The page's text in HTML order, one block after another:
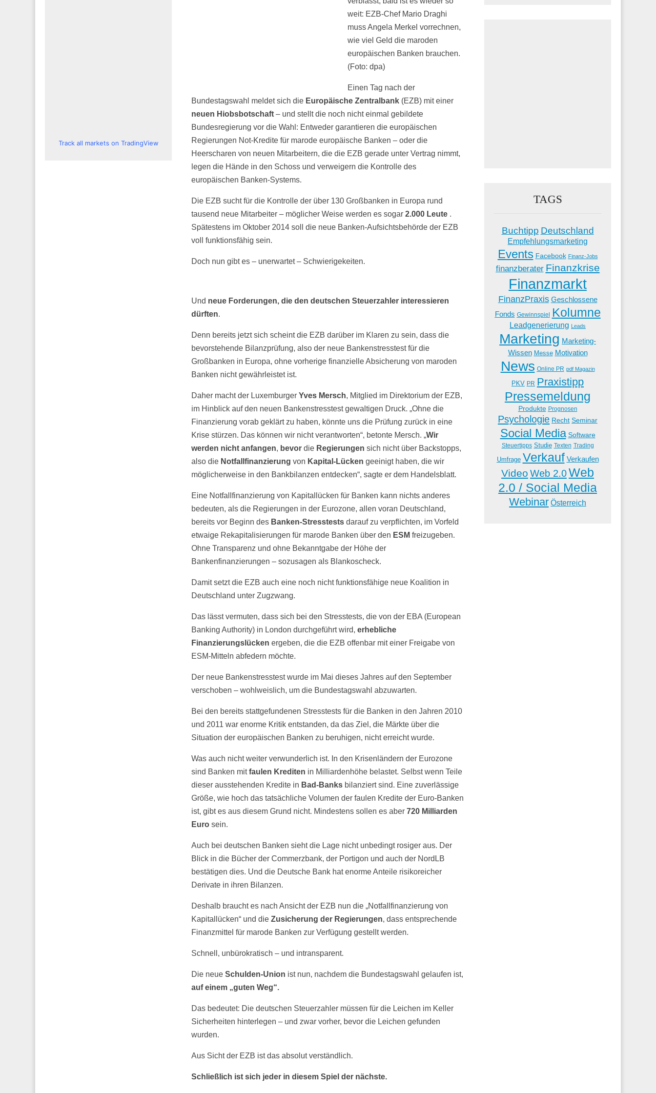
weit: EZB-Chef Mario Draghi
muss Angela Merkel vorrechnen,
wie viel Geld die maroden
europäischen Banken brauchen.
(Foto: dpa)
Einen Tag nach der
Bundestagswahl meldet sich die Europäische Zentralbank (EZB) mit einer
neuen Hiobsbotschaft – und stellt die noch nicht einmal gebildete
Bundesregierung vor die Wahl: Entweder garantieren die europäischen
Regierungen Not-Kredite für marode europäische Banken – oder die
Heerscharen von neuen Mitarbeitern, die die EZB gerade unter Vertrag nimmt,
legen die Hände in den Schoss und verweigern die Kontrolle des
europäischen Banken-Systems.
Die EZB sucht für die Kontrolle der über 130 Großbanken in Europa rund
tausend neue Mitarbeiter – möglicher Weise werden es sogar 2.000 Leute .
Spätestens im Oktober 2014 soll die neue Banken-Aufsichtsbehörde der EZB
voll funktionsfähig sein.
Doch nun gibt es – unerwartet – Schwierigekeiten.
Und neue Forderungen, die den deutschen Steuerzahler interessieren
dürften.
Denn bereits jetzt sich scheint die EZB darüber im Klaren zu sein, dass die
bevorstehende Bilanzprüfung, also der neue Bankenstresstest für die
Großbanken in Europa, ohne vorherige finanzielle Absicherung von maroden
Banken nicht gewährleistet ist.
Daher macht der Luxemburger Yves Mersch, Mitglied im Direktorium der EZB,
im Hinblick auf den neuen Bankenstresstest gewaltigen Druck. „Ohne die
Finanzierung vorab geklärt zu haben, könnte uns die Prüfung zurück in eine
Krise stürzen. Das können wir nicht verantworten“, betonte Mersch. „Wir
werden nicht anfangen, bevor die Regierungen sich nicht über Backstopps,
also die Notfallfinanzierung von Kapital-Lücken geeinigt haben, die wir
möglicherweise in den Bankbilanzen entdecken“, sagte er dem Handelsblatt.
Eine Notfallfinanzierung von Kapitallücken für Banken kann nichts anderes
bedeuten, als die Regierungen in der Eurozone, allen voran Deutschland,
bereits vor Beginn des Banken-Stresstests darauf zu verpflichten, im Vorfeld
etwaige Rekapitalisierungen für marode Banken über den ESM freizugeben.
Ohne Transparenz und ohne Bekanntgabe der Höhe der
Bankenfinanzierungen – sozusagen als Blankoscheck.
Damit setzt die EZB auch eine noch nicht funktionsfähige neue Koalition in
Deutschland unter Zugzwang.
Das lässt vermuten, dass sich bei den Stresstests, die von der EBA (European
Banking Authority) in London durchgeführt wird, erhebliche
Finanzierungslücken ergeben, die die EZB offenbar mit einer Freigabe von
ESM-Mitteln abfedern möchte.
Der neue Bankenstresstest wurde im Mai dieses Jahres auf den September
verschoben – wohlweislich, um die Bundestagswahl abzuwarten.
Bei den bereits stattgefundenen Stresstests für die Banken in den Jahren 2010
und 2011 war enorme Kritik entstanden, da das Ziel, die Märkte über die
Situation der europäischen Banken zu beruhigen, nicht erreicht wurde.
Was auch nicht weiter verwunderlich ist. In den Krisenländern der Eurozone
sind Banken mitfaulen Krediten in Milliardenhöhe belastet. Selbst wenn Teile
dieser ausstehenden Kredite in Bad-Banks bilanziert sind. Eine zuverlässige
Größe, wie hoch das tatsächliche Volumen der faulen Kredite der Euro-Banken
ist, gibt es aus diesem Grund nicht. Mindestens sollen es aber 720 Milliarden
Euro sein.
Auch bei deutschen Banken sieht die Lage nicht unbedingt rosiger aus. Der
Blick in die Bücher der Commerzbank, der Portigon und auch der NordLB
bestätigen dies. Und die Deutsche Bank hat enorme Anteile risikoreicher
Derivate in ihren Bilanzen.
Deshalb braucht es nach Ansicht der EZB nun die „Notfallfinanzierung von
Kapitallücken“ und die Zusicherung der Regierungen, dass entsprechende
Finanzmittel für marode Banken zur Verfügung gestellt werden.
Schnell, unbürokratisch – und intransparent.
Die neue Schulden-Union ist nun, nachdem die Bundestagswahl gelaufen ist,
auf einem „guten Weg“.
Das bedeutet: Die deutschen Steuerzahler müssen für die Leichen im Keller
Sicherheiten hinterlegen – und zwar vorher, bevor die Leichen gefunden
wurden.
Aus Sicht der EZB ist das absolut verständlich.
Schließlich ist sich jeder in diesem Spiel der nächste.
Track all markets on TradingView
TAGS
Buchtipp Deutschland
Empfehlungsmarketing
Events Facebook Finanz-Jobs
finanzberater Finanzkrise
Finanzmarkt
FinanzPraxis Geschlossene
Fonds Gewinnspiel Kolumne
Leadgenerierung Leads
Marketing Marketing-
Wissen Messe Motivation
News Online PR pdf Magazin
PKV PR Praxistipp
Pressemeldung
Produkte Prognosen
Psychologie Recht Seminar
Social Media Software
Steuertipps Studie Texten Trading
Umfrage Verkauf Verkaufen
Video Web 2.0Web
2.0 / Social Media
Webinar Österreich